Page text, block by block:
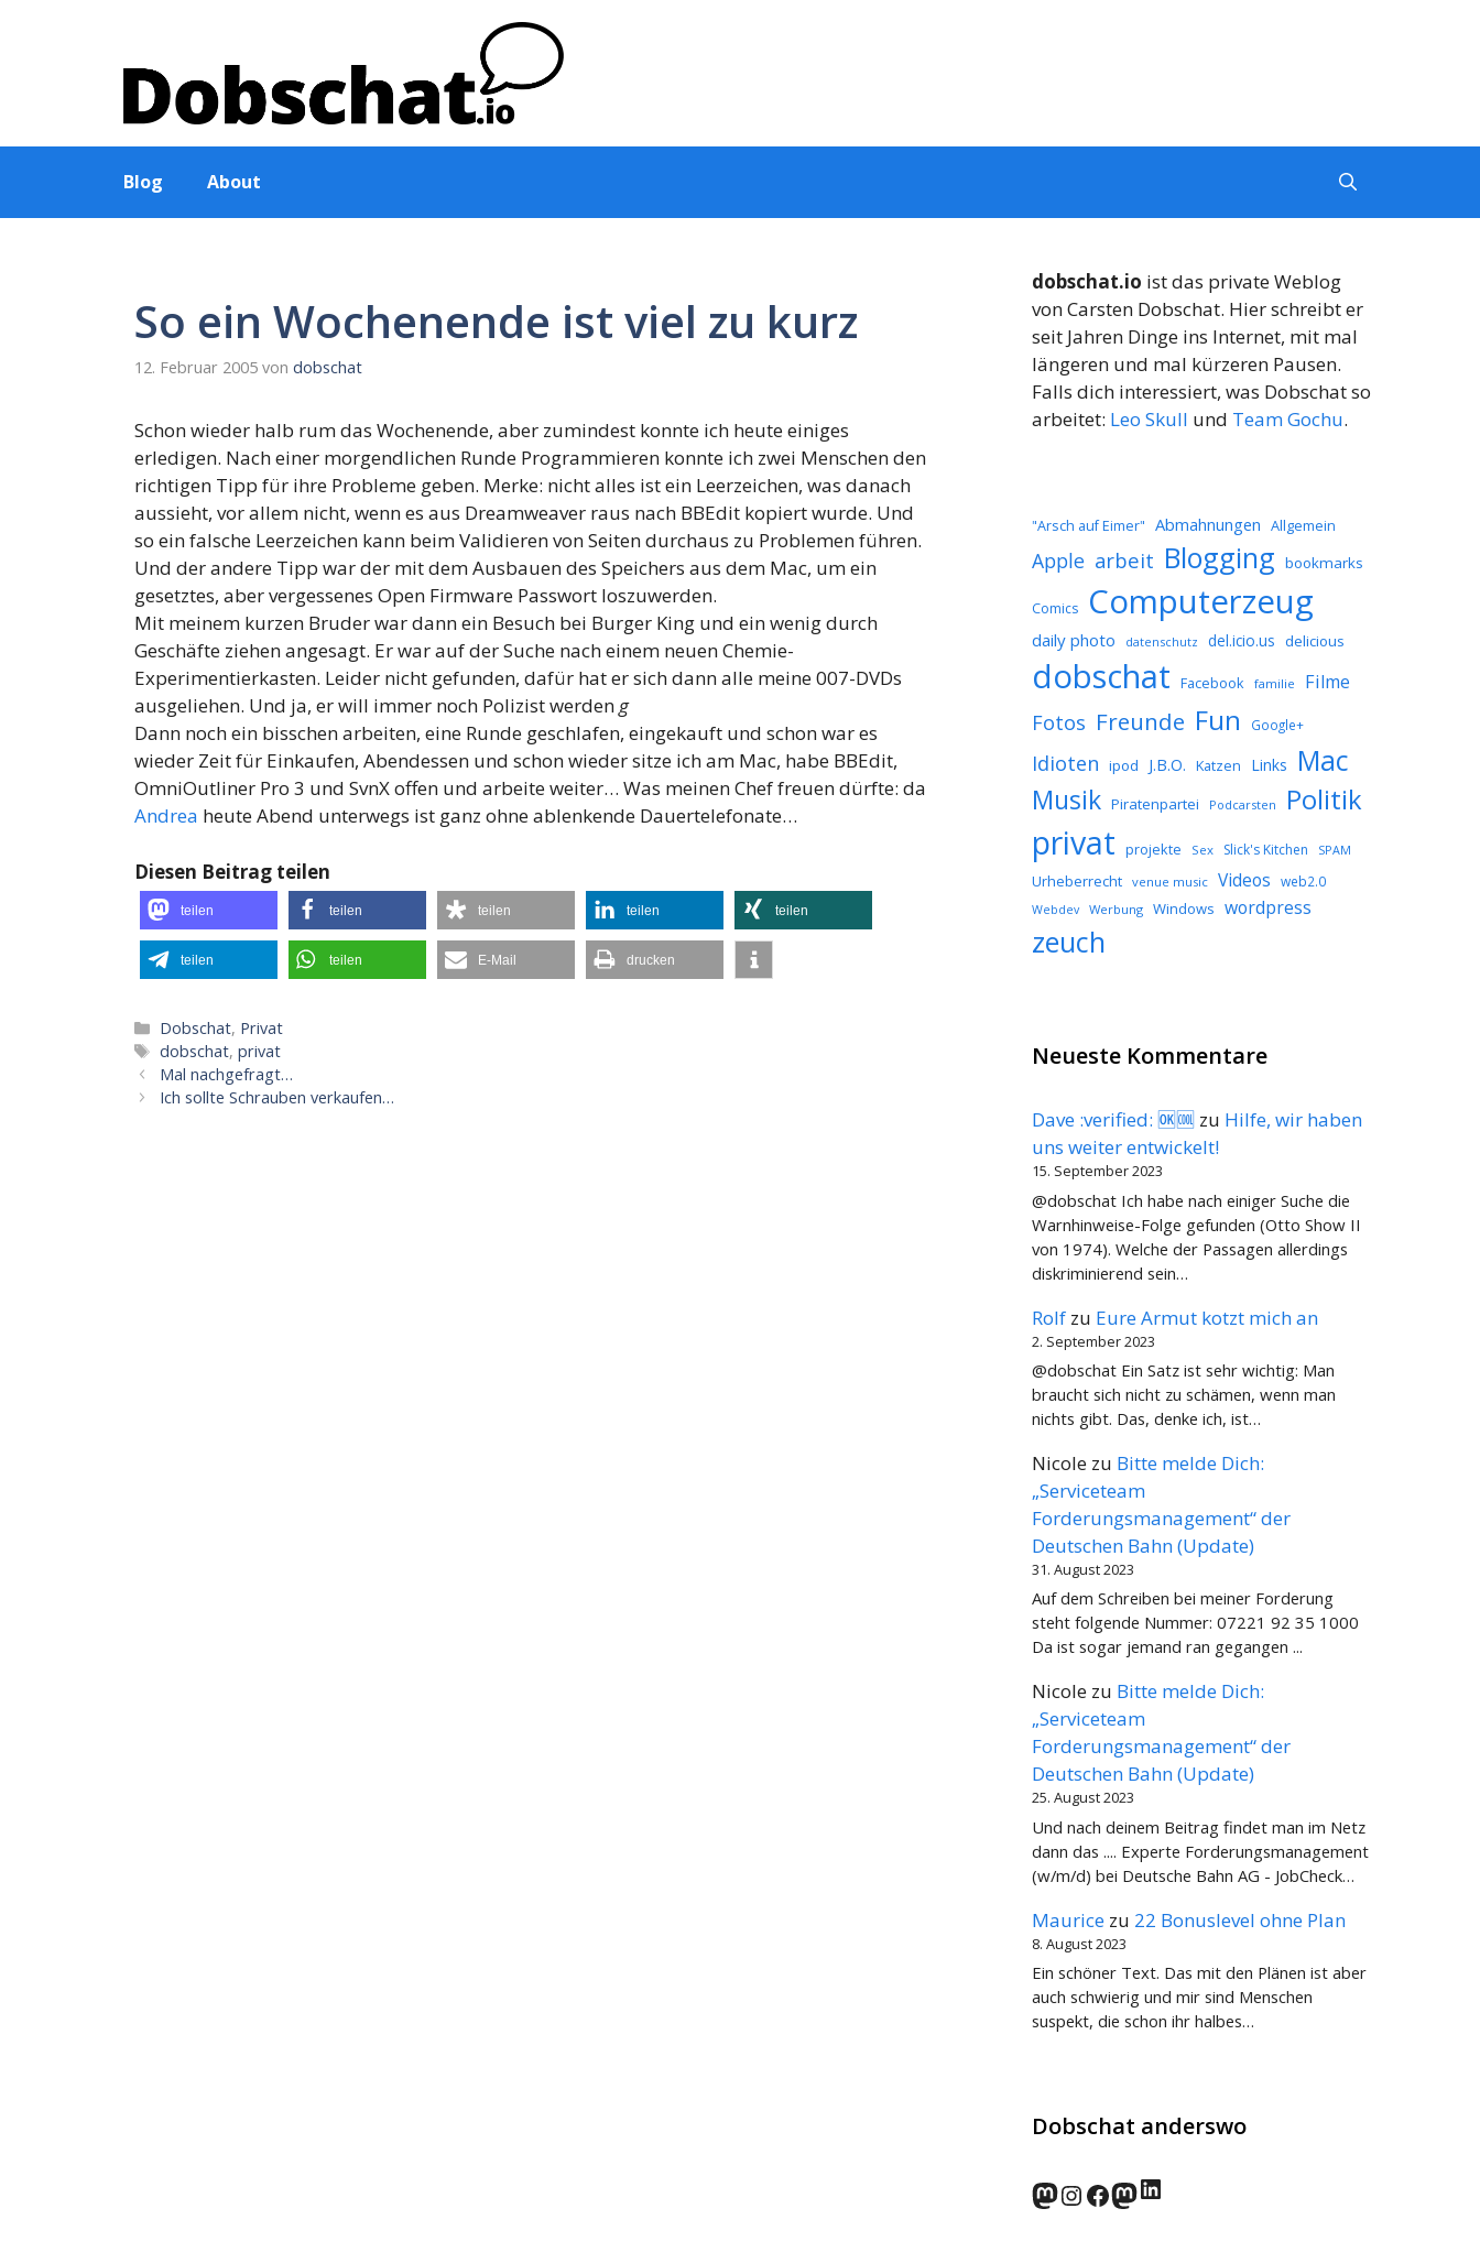
Blog About
So ein Wochenende ist viel zu kurz
12. Februar 2005 von dobschat
Schon wieder halb rum das Wochenende, aber zumindest konnte ich heute einiges
erledigen. Nach einer morgendlichen Runde Programmieren konnte ich zwei Menschen den
richtigen Tipp für ihre Probleme geben. Merke: nicht alles ist ein Leerzeichen, was danach
aussieht, vor allem nicht, wenn es aus Dreamweaver raus nach BBEdit kopiert wurde. Und
so ein falsche Leerzeichen kann beim Validieren von Seiten durchaus zu Problemen führen.
Und der andere Tipp war der mit dem Ausbauen des Speichers aus dem Mac, um ein
gesetztes, aber vergessenes Open Firmware Passwort loszuwerden.
Mit meinem kurzen Bruder war dann ein Besuch bei Burger King und ein wenig durch
Geschäfte ziehen angesagt. Er war auf der Suche nach einem neuen Chemie-
Experimentierkasten. Leider nicht gefunden, dafür hat er sich dann alle meine 007-DVDs
ausgeliehen. Und ja, er will immer noch Polizist werdeng
Dann noch ein bisschen arbeiten, eine Runde geschlafen, eingekauft und schon war es
wieder Zeit für Einkaufen, Abendessen und schon wieder sitze ich am Mac, habe BBEdit,
OmniOutliner Pro 3 und SvnX offen und arbeite weiter… Was meinen Chef freuen dürfte: da
Andrea heute Abend unterwegs ist ganz ohne ablenkende Dauertelefonate…
Diesen Beitrag teilen
teilen teilen teilen teilen teilen
teilen teilen E-Mail drucken
Kategorien
Dobschat, Privat
Schlagwörter
dobschat,privat
Mal nachgefragt…
Ich sollte Schrauben verkaufen…
dobschat.io ist das private Weblog
von Carsten Dobschat. Hier schreibt er
seit Jahren Dinge ins Internet, mit mal
längeren und mal kürzeren Pausen.
Falls dich interessiert, was Dobschat so
arbeitet: Leo Skull und Team Gochu.
"Arsch auf Eimer" Abmahnungen Allgemein
Apple arbeit Blogging bookmarks
Comics Computerzeug
daily photo datenschutz del.icio.us delicious
dobschat Facebook familie Filme
Fotos Freunde Fun Google+
Idioten ipod J.B.O. Katzen Links Mac
Musik Piratenpartei Podcarsten Politik
privat projekte Sex Slick's Kitchen SPAM
Urheberrecht venue music Videos web2.0
Webdev Werbung Windows wordpress
zeuch
Neueste Kommentare
Dave :verified: 🆗🆒 zu Hilfe, wir haben
uns weiter entwickelt!
15. September 2023
@dobschat Ich habe nach einiger Suche die
Warnhinweise-Folge gefunden (Otto Show II
von 1974). Welche der Passagen allerdings
diskriminierend sein…
Rolf zu Eure Armut kotzt mich an
2. September 2023
@dobschat Ein Satz ist sehr wichtig: Man
braucht sich nicht zu schämen, wenn man
nichts gibt. Das, denke ich, ist…
Nicole zu Bitte melde Dich:
„Serviceteam
Forderungsmanagement“ der
Deutschen Bahn (Update)
31. August 2023
Auf dem Schreiben bei meiner Forderung
steht folgende Nummer: 07221 92 35 1000
Da ist sogar jemand ran gegangen ...
Nicole zu Bitte melde Dich:
„Serviceteam
Forderungsmanagement“ der
Deutschen Bahn (Update)
25. August 2023
Und nach deinem Beitrag findet man im Netz
dann das .... Experte Forderungsmanagement
(w/m/d) bei Deutsche Bahn AG - JobCheck…
Maurice zu 22 Bonuslevel ohne Plan
8. August 2023
Ein schöner Text. Das mit den Plänen ist aber
auch schwierig und mir sind Menschen
suspekt, die schon ihr halbes…
Dobschat anderswo
norden.social
Instagram
Facebook
wp-punks.social
LinkedIn